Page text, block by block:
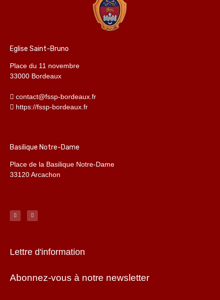
Eglise Saint-Bruno
Place du 11 novembre
33000 Bordeaux
contact@fssp-bordeaux.fr
https://fssp-bordeaux.fr
Basilique Notre-Dame
Place de la Basilique Notre-Dame
33120 Arcachon
Lettre d'information
Abonnez-vous à notre newsletter